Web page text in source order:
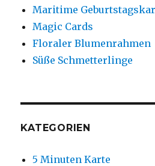
Maritime
Magic Cards
Floraler Blumenrahmen
Süße Schmetterlinge
KATEGORIEN
5 Minuten Karte